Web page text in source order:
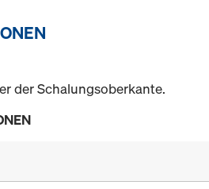
der Schalungsoberkante.